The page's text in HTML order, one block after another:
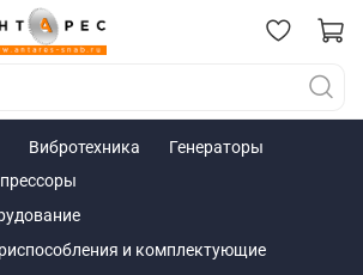
Вибротехника
Генераторы
и комплектующие